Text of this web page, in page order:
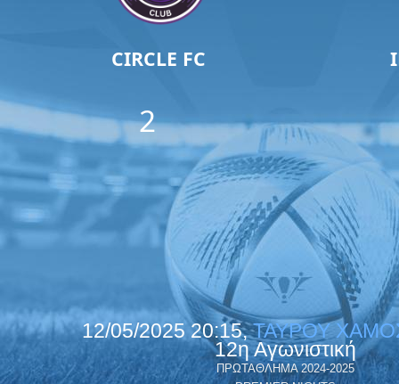
CIRCLE FC
2
12/05/2025 20:15,ΤΑΥΡΟΥ
12η Αγωνιστική
ΠΡΩΤΑΘΛΗΜΑ 2024-2025